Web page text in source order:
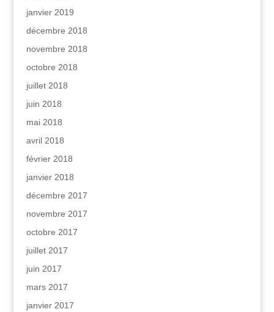
janvier 2019
décembre 2018
novembre 2018
octobre 2018
juillet 2018
juin 2018
mai 2018
avril 2018
février 2018
janvier 2018
décembre 2017
novembre 2017
octobre 2017
juillet 2017
juin 2017
mars 2017
janvier 2017